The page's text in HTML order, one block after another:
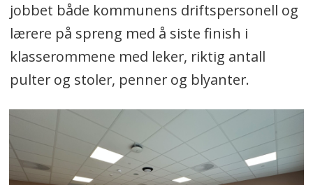
jobbet både kommunens driftspersonell og
lærere på spreng med å siste finish i
klasserommene med leker, riktig antall
pulter og stoler, penner og blyanter.